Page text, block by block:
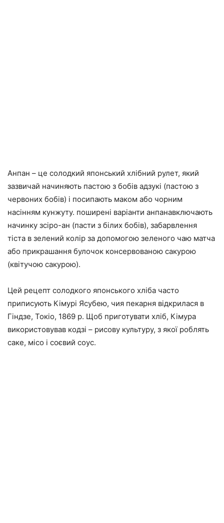
Анпан – це солодкий японський хлібний рулет, який
зазвичай начиняють пастою з бобів адзукі (пастою з
червоних бобів) і посипають маком або чорним
насінням кунжуту. поширені варіанти анпанавключають
начинку зсіро-ан (пасти з білих бобів), забарвлення
тіста в зелений колір за допомогою зеленого чаю матча
або прикрашання булочок консервованою сакурою
(квітучою сакурою).
Цей рецепт солодкого японського хліба часто
приписують Кімурі Ясубею, чия пекарня відкрилася в
Гіндзе, Токіо, 1869 р. Щоб приготувати хліб, Кімура
використовував кодзі – рисову культуру, з якої роблять
саке, місо і соєвий соус.